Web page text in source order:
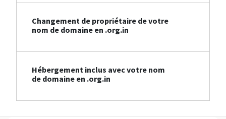
Changement de propriétaire de votre
nom de domaine en .org.in
Hébergement inclus avec votre nom
de domaine en .org.in